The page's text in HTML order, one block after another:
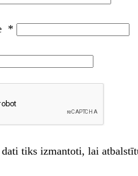
*
dati tiks izmantoti, lai